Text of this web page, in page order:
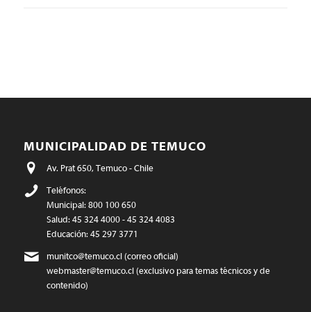
MUNICIPALIDAD DE TEMUCO
Av. Prat 650, Temuco - Chile
Teléfonos:
Municipal: 800 100 650
Salud: 45 324 4000 - 45 324 4083
Educación: 45 297 3771
munitco@temuco.cl(correo oficial)
webmaster@temuco.cl(exclusivo para temas técnicos y de
contenido)